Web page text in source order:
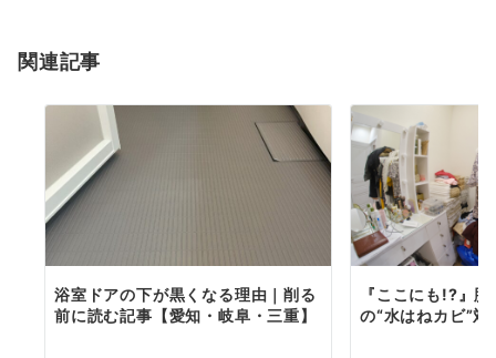
関連記事
浴室ドアの下が黒くなる理由｜削る
前に読む記事【愛知・岐阜・三重】
『ここにも!?』
の“水はねカビ”